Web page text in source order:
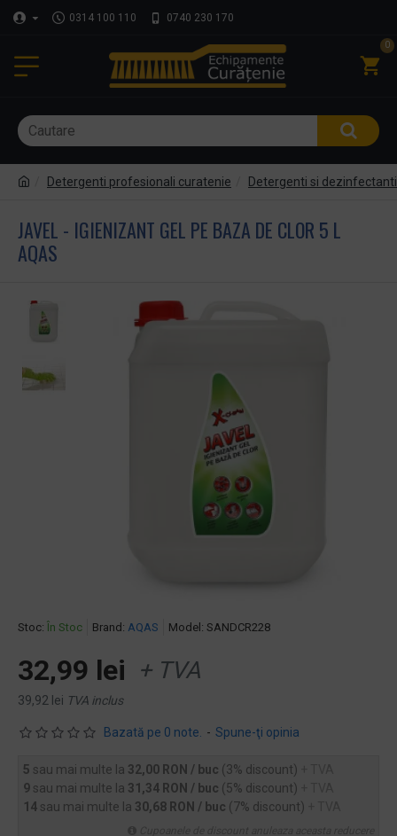
0314 100 110 0740 230 170
0
Detergenti profesionali curatenie Detergenti si dezinfectanti
JAVEL - IGIENIZANT GEL PE BAZA DE CLOR 5 L
AQAS
Stoc: În Stoc Brand: AQAS Model: SANDCR228
Bazată pe 0 note. - Spune-ţi opinia
32,99 lei + TVA
39,92 lei TVA inclus
5 sau mai multe la 32,00 RON / buc (3% discount)
9 sau mai multe la 31,34 RON / buc (5% discount)
14 sau mai multe la 30,68 RON / buc (7% discount)